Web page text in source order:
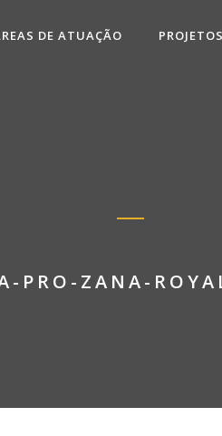
DE ATUAÇÃO PROJETOS
PRO-ZANA-